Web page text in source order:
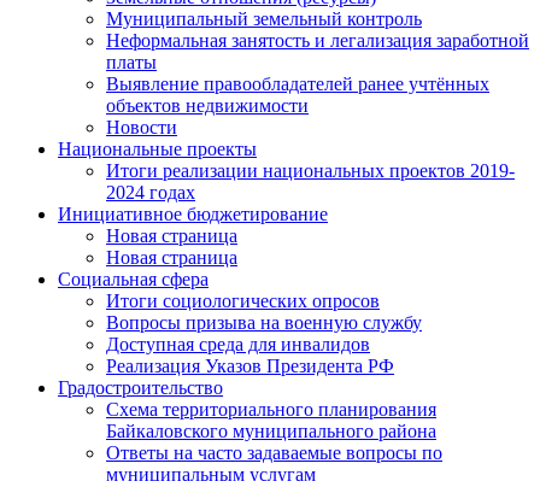
Муниципальный земельный контроль
Неформальная занятость и легализация заработной
платы
Выявление правообладателей ранее учтённых
объектов недвижимости
Новости
Национальные проекты
Итоги реализации национальных проектов 2019-
2024 годах
Инициативное бюджетирование
Новая страница
Новая страница
Социальная сфера
Итоги социологических опросов
Вопросы призыва на военную службу
Доступная среда для инвалидов
Реализация Указов Президента РФ
Градостроительство
Схема территориального планирования
Байкаловского муниципального района
Ответы на часто задаваемые вопросы по
муниципальным услугам